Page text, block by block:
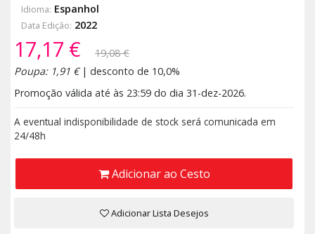
Idioma: Espanhol
Data Edição: 2022
17,17 €
19,08 €
Poupa: 1,91 €| desconto de 10,0%
Promoção válida até às 23:59 do dia 31-dez-2026.
A eventual indisponibilidade de stock será comunicada em
24/48h
Adicionar ao Cesto
Adicionar Lista Desejos